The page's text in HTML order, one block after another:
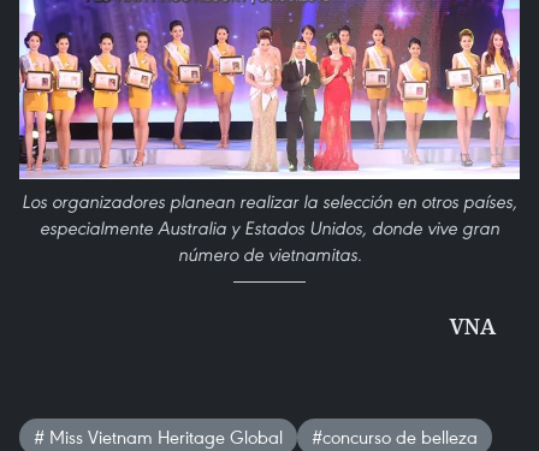
Los organizadores planean realizar la selección en otros países,
especialmente Australia y Estados Unidos, donde vive gran
número de vietnamitas.
VNA
# Miss Vietnam Heritage Global #concurso de belleza